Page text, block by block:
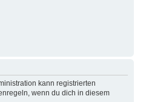
kann registrierten
wenn du dich in diesem